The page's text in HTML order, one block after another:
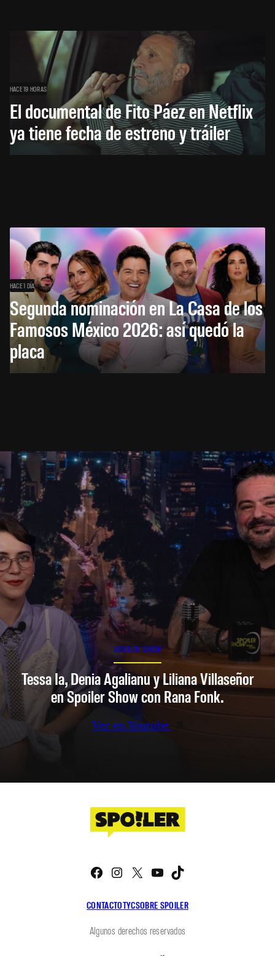
HACE 19 HORAS
El documental de Fito Páez en Netflix
ya tiene fecha de estreno y tráiler
HACE 1 DÍA
Segunda nominación en La Casa de los
Famosos México 2026: así quedó la
placa
SPOILER SHOW
Tessa Ia, Denia Agalianu y Liliana Villaseñor
en Spoiler Show con Rana Fonk.
Ver en Youtube
CONTACTOTYCSOBRE SPOILER
Facebook
Instagram
X YouTube
Algunos derechos reservados